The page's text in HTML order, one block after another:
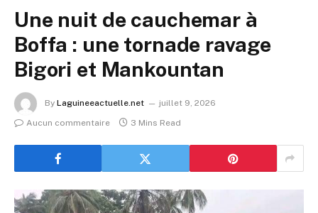
Une nuit de cauchemar à
Boffa : une tornade ravage
Bigori et Mankountan
By Laguineeactuelle.net
juillet 9, 2026
Aucun commentaire
3 Mins Read